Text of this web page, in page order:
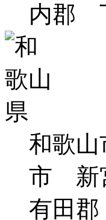
内郡
和歌
市 新
有田